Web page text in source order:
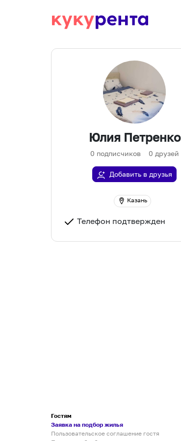
Юлия Петренко
0 подписчиков 0 друзей
Добавить в друзья
Казань
Телефон подтвержден
Гостям
Заявка на подбор жилья
Пользовательское соглашение гостя